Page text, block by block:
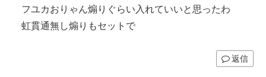
フユカおりゃん煽りぐらい入れていいと思ったわ
虹貫通無し煽りもセットで
返信